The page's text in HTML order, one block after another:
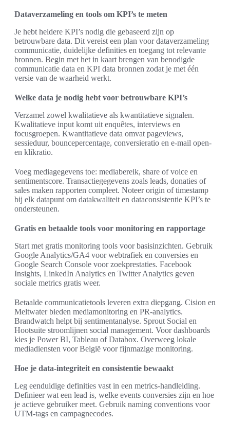
Dataverzameling en tools om KPI’s te meten
Je hebt heldere KPI’s nodig die gebaseerd zijn op
betrouwbare data. Dit vereist een plan voor dataverzameling
communicatie, duidelijke definities en toegang tot relevante
bronnen. Begin met het in kaart brengen van benodigde
communicatie data en KPI data bronnen zodat je met één
versie van de waarheid werkt.
Welke data je nodig hebt voor betrouwbare KPI’s
Verzamel zowel kwalitatieve als kwantitatieve signalen.
Kwalitatieve input komt uit enquêtes, interviews en
focusgroepen. Kwantitatieve data omvat pageviews,
sessieduur, bouncepercentage, conversieratio en e-mail open-
en klikratio.
Voeg mediagegevens toe: mediabereik, share of voice en
sentimentscore. Transactiegegevens zoals leads, donaties of
sales maken rapporten compleet. Noteer origin of timestamp
bij elk datapunt om datakwaliteit en dataconsistentie KPI’s te
ondersteunen.
Gratis en betaalde tools voor monitoring en rapportage
Start met gratis monitoring tools voor basisinzichten. Gebruik
Google Analytics/GA4 voor webtrafiek en conversies en
Google Search Console voor zoekprestaties. Facebook
Insights, LinkedIn Analytics en Twitter Analytics geven
sociale metrics gratis weer.
Betaalde communicatietools leveren extra diepgang. Cision en
Meltwater bieden mediamonitoring en PR-analytics.
Brandwatch helpt bij sentimentanalyse. Sprout Social en
Hootsuite stroomlijnen social management. Voor dashboards
kies je Power BI, Tableau of Databox. Overweeg lokale
mediadiensten voor België voor fijnmazige monitoring.
Hoe je data-integriteit en consistentie bewaakt
Leg eenduidige definities vast in een metrics-handleiding.
Definieer wat een lead is, welke events conversies zijn en hoe
je actieve gebruiker meet. Gebruik naming conventions voor
UTM-tags en campagnecodes.